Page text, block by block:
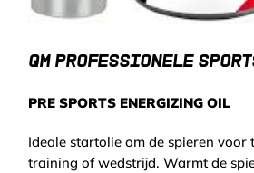
QM PROFESSIONELE
PRE SPORTS ENERGIZING OIL
Ideale startolie om de spieren voor
training of wedstrijd. Warmt de